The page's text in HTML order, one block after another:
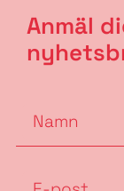
Anmäl